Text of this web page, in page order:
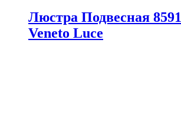
Люстра Подвесная
Veneto Luce